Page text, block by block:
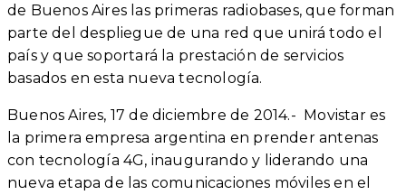
de Buenos Aires las primeras radiobases, que forman
parte del despliegue de una red que unirá todo el
país y que soportará la prestación de servicios
basados en esta nueva tecnología.
Buenos Aires, 17 de diciembre de 2014.- Movistar es
la primera empresa argentina en prender antenas
con tecnología 4G, inaugurando y liderando una
nueva etapa de las comunicaciones móviles en el